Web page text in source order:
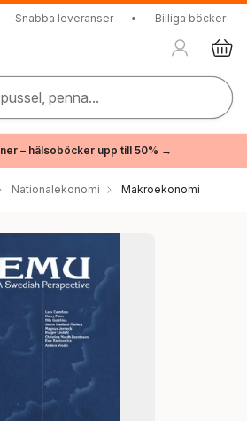
Snabba leveranser • Billiga böcker
penna...
– hälsoböcker upp till 50% →
Nationalekonomi Makroekonomi